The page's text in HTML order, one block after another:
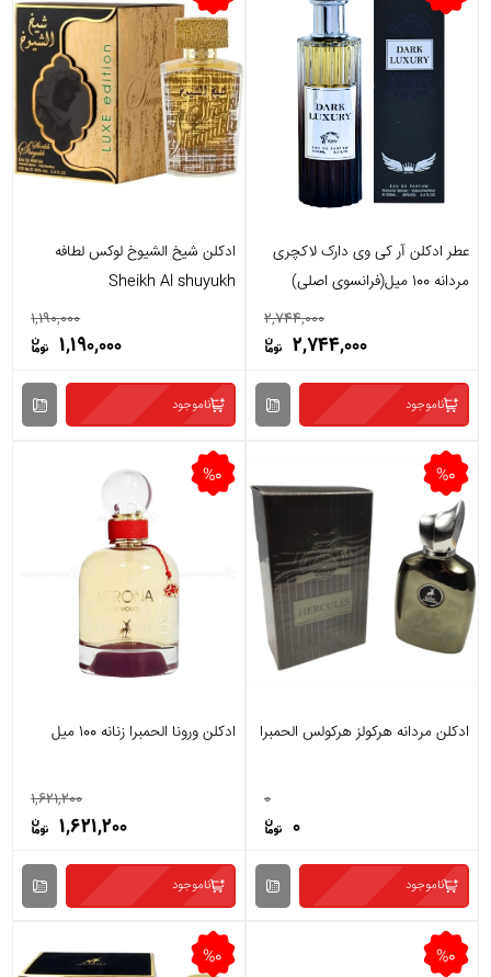
عطر ادکلن آر کی وی دارک لاکچری
مردانه 100 میل(فرانسوی اصلی)
2,744,000
2,744,000
ناموجود
ادکلن شیخ الشیوخ لوکس لطافه
Sheikh Al shuyukh
1,190,000
1,190,000
ناموجود
ادکلن مردانه هرکولز هرکولس الحمبرا
0
%0
0
ناموجود
ادکلن ورونا الحمبرا زنانه 100 میل
1,621,200
%0
1,621,200
ناموجود
%0
%0